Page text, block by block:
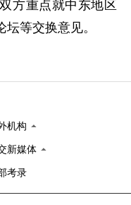
方重点就中东地区
等交换意见。
机构
新媒体
考录